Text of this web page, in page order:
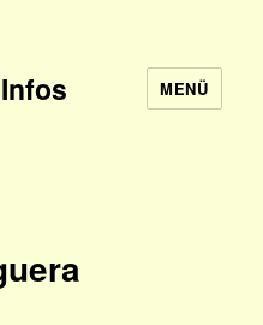
MENÜ